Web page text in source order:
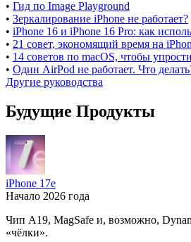
• Гид по Image Playground
• Зеркалирование iPhone не работает?
• iPhone 16 и iPhone 16 Pro: как
• 21 совет, экономящий время на
• 14 советов по macOS, чтобы
• Один AirPod не работает. Что
Другие руководства
Будущие Продукты
iPhone 17e
Начало 2026 года
Чип A19, MagSafe и, возможно,
«чёлки».